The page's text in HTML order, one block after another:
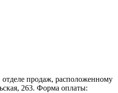
отделе продаж, расположенному
263. Форма оплаты: